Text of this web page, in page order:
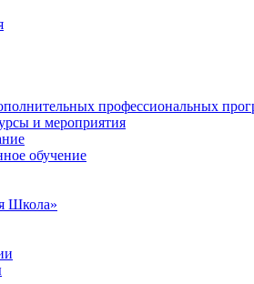
профессиональных
и мероприятия
обучение
Школа»